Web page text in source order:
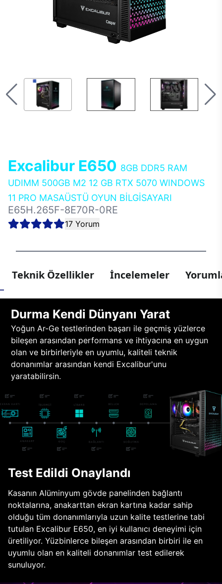
Excalibur E650 8GB DDR5 RAM
UDIMM 500GB M2 12 GB RTX 5070 WINDOWS
11 PRO MASAÜSTÜ OYUN BİLGİSAYARI
E65H.265F-8E70R-0RE
17 Yorum
Teknik Özellikler İncelemeler
Durma Kendi Dünyanı Yarat
Yoğun Ar-Ge testlerinden başarı ile geçmiş yüzlerce
bileşen arasından performans ve ihtiyacına en uygun
olan ve birbirleriyle en uyumlu, kaliteli teknik
donanımlar arasından kendi Excalibur'unu
yaratabilirsin.
Test Edildi Onaylandı
Kasanın Alüminyum gövde panelinden bağlantı
noktalarına, anakarttan ekran kartına kadar sahip
olduğu tüm donanımlarıyla uzun kalite testlerine tabi
tutulan Excalibur E650, en iyi kullanıcı deneyimi için
üretiliyor. Yüzbinlerce bileşen arasından birbiri ile en
uyumlu olan en kaliteli donanımlar test edilerek
sunuluyor.